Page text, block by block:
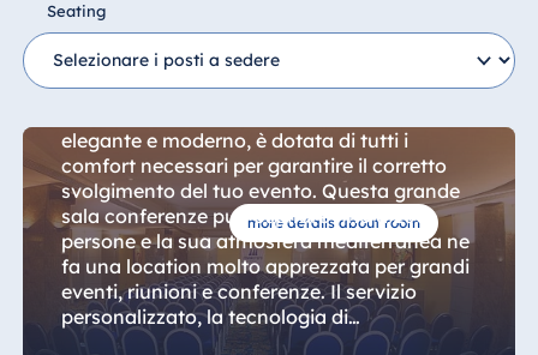
Hotel Frankfurt
Hotel am
Airport Hotel
Hannover
Hotel Ingolstadt
Hotel Bellevue
Kiel
Hotel Köln
Hotel
Seating
more details about room
Suite Melea
elegante e moderno, è dotata di tutti i
comfort necessari per garantire il corretto
svolgimento del tuo evento. Questa grande
sala conferenze può ospitare fino a 200
persone e la sua atmosfera mediterranea ne
fa una location molto apprezzata per grandi
eventi, riunioni e conferenze. Il servizio
personalizzato, la tecnologia di
presentazione all'avanguardia, la deliziosa